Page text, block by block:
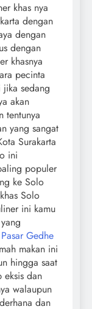
khas nya
dengan
dengan
dengan
khasnya
pecinta
jika sedang
akan
tentunya
yang sangat
Surakarta
ini
populer
ke Solo
Solo
ini kamu
Pasar Gedhe
makan ini
hingga saat
eksis dan
walaupun
dan